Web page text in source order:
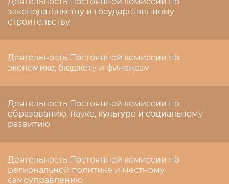
законодательству и государственному
строительству
Деятельность Постоянной комиссии по
экономике, бюджету и финансам
Деятельность Постоянной комиссии по
образованию, науке, культуре и социальному
развитию
Деятельность Постоянной комиссии по
региональной политике и местному
самоуправлению